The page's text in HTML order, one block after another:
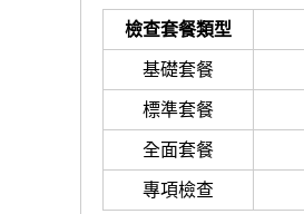
檢查套餐類型
基礎套餐
標準套餐
全面套餐
專項檢查